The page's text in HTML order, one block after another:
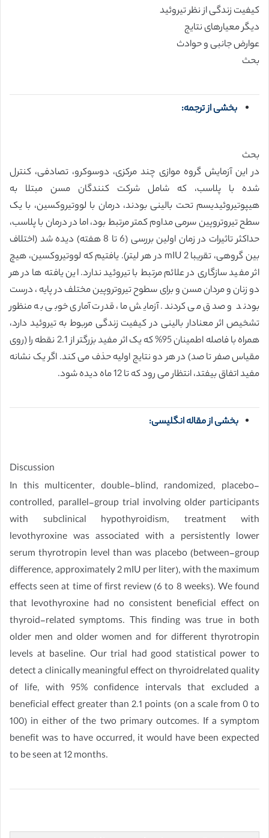
کیفیت زندگی از نظر تیروئید
دیگر معیارهای نتایج
عوارض جانبی و حوادث
بحث
بخشی از ترجمه:
بحث
در این آزمایش گروه موازی چند مرکزی، دوسوکرو، تصادفی، کنترل
شده با پلاسب، که شامل شرکت کنندگان مسن مبتلا به
هیپوتیروئیدیسم تحت بالینی بودند، درمان با لووتیروکسین، با یک
سطح تیروتروپین سرمی مداوم کمتر مرتبط بود، اما در درمان با پلاسب،
حداکثر تاثیرات در زمان اولین بررسی (6 تا 8 هفته) دیده شد (اختلاف
بین گروهی، تقریبا 2 mIU در هر لیتر). یافتیم که لووتیروکسین، هیچ
اثر مفید سازگاری در علائم مرتبط با تیروئید ندارد. این یافته ها در هر
دو زنان و مردان مسن و برای سطوح تیروتروپین مختلف در پایه ، درست
بودند و صدق می کردند. آزمایش ما، قدرت آماری خوبی به منظور
تشخیص اثر معنادار بالینی در کیفیت زندگی مربوط به تیروئید دارد،
همراه با فاصله اطمینان 95% که یک اثر مفید بزرگتر از 2.1 نقطه را (روی
مقیاس صفر تا صد) در هر دو نتایج اولیه حذف می کند. اگر یک نشانه
مفید اتفاق بیفتد، انتظار می رود که تا 12 ماه دیده شود.
بخشی از مقاله انگلیسی:
Discussion
In this multicenter, double-blind, randomized, placebo-
controlled, parallel-group trial involving older participants
with subclinical hypothyroidism, treatment with
levothyroxine was associated with a persistently lower
serum thyrotropin level than was placebo (between-group
difference, approximately 2 mIU per liter), with the maximum
effects seen at time of first review (6 to 8 weeks). We found
that levothyroxine had no consistent beneficial effect on
thyroid-related symptoms. This finding was true in both
older men and older women and for different thyrotropin
levels at baseline. Our trial had good statistical power to
detect a clinically meaningful effect on thyroidrelated quality
of life, with 95% confidence intervals that excluded a
beneficial effect greater than 2.1 points (on a scale from 0 to
100) in either of the two primary outcomes. If a symptom
benefit was to have occurred, it would have been expected
to be seen at 12 months.